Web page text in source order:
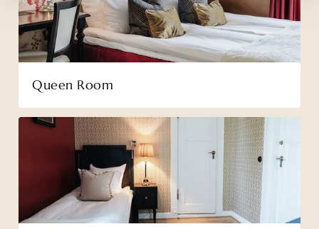
Queen Room